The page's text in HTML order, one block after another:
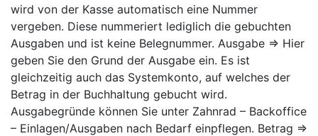
wird von der Kasse automatisch eine Nummer
vergeben. Diese nummeriert lediglich die gebuchten
Ausgaben und ist keine Belegnummer. Ausgabe ⇒ Hier
geben Sie den Grund der Ausgabe ein. Es ist
gleichzeitig auch das Systemkonto, auf welches der
Betrag in der Buchhaltung gebucht wird.
Ausgabegründe können Sie unter Zahnrad – Backoffice
– Einlagen/Ausgaben nach Bedarf einpflegen. Betrag ⇒